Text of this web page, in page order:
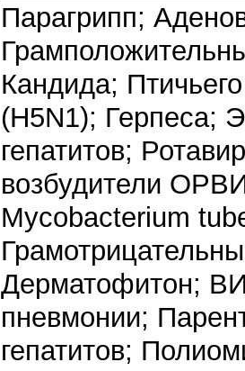
Парагрипп;
Кандида;
(H5N1); Герпеса;
гепатитов;
возбудители
Mycobacterium
Дерматофитон;
пневмонии;
гепатитов;